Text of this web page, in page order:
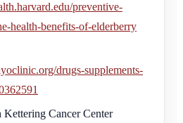
preventive-
health-benefits-of-elderberry
drugs-supplements-
Cancer Center